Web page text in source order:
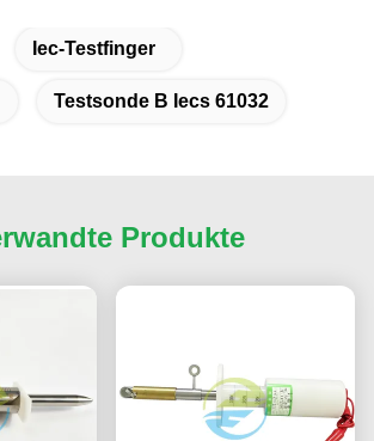
Iec-Testfinger
Testsonde B Iecs 61032
Produkte